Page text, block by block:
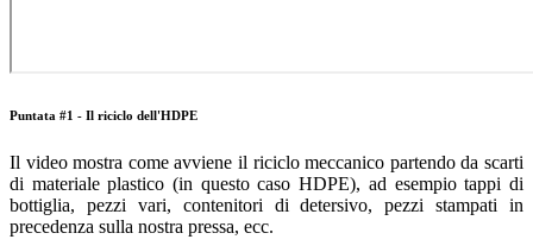
Puntata #1 - Il riciclo dell'HDPE
Il video mostra come avviene il riciclo meccanico partendo da scarti
di materiale plastico (in questo caso HDPE), ad esempio tappi di
bottiglia, pezzi vari, contenitori di detersivo, pezzi stampati in
precedenza sulla nostra pressa, ecc.